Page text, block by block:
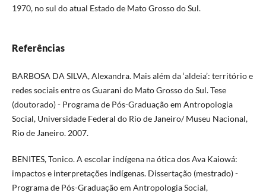
1970, no sul do atual Estado de Mato Grosso do Sul.
Referências
BARBOSA DA SILVA, Alexandra. Mais além da ‘aldeia’: território e
redes sociais entre os Guarani do Mato Grosso do Sul. Tese
(doutorado) - Programa de Pós-Graduação em Antropologia
Social, Universidade Federal do Rio de Janeiro/ Museu Nacional,
Rio de Janeiro. 2007.
BENITES, Tonico. A escolar indígena na ótica dos Ava Kaiowá:
impactos e interpretações indígenas. Dissertação (mestrado) -
Programa de Pós-Graduação em Antropologia Social,